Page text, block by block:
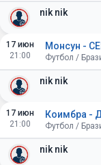
nik nik
17 июн
21:00
nik nik
Монсун -
Футбол /
17 июн
21:00
nik nik
Коимбра -
Футбол /